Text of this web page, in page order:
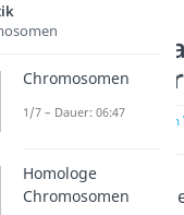
einfach
zur Stelle im
Die Art und Weise
Chromosomen
1/7 – Dauer: 06:47
Homologe
Chromosomen